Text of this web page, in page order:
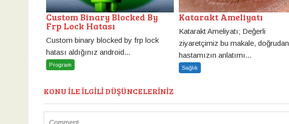
Custom Binary Blocked By
Frp Lock Hatası
Custom binary blocked by frp lock
hatası aldığınız android...
Program
Katarakt Ameliyatı
Katarakt Ameliyatı; Değerli
ziyaretçimiz bu makale, doğrudan
hastamızın anlatımı...
Sağlık
KONU ILE ILGILI DÜŞÜNCELERINIZ